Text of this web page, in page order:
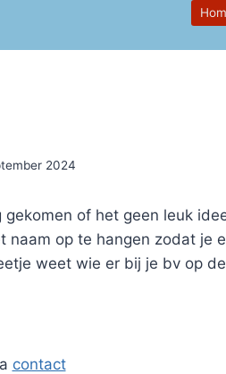
2024
gekomen of het geen leuk
naam op te hangen zodat je
weet wie er bij je bv op
contact